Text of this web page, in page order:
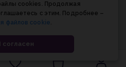
использовании cookie-файлов
cookies. Продолжая
с этим. Подробнее –
файлов cookie.
согласен